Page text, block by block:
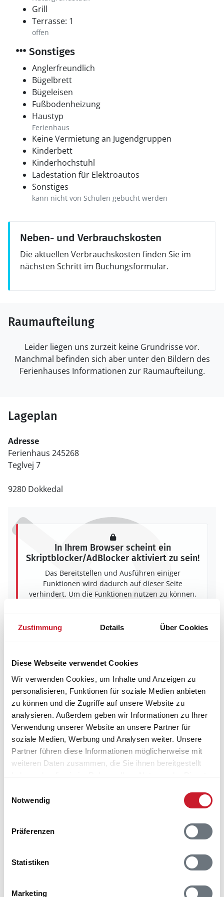
Zustimmung Details Über Cookies
Diese Webseite verwendet Cookies
Wir verwenden Cookies, um Inhalte und Anzeigen zu
personalisieren, Funktionen für soziale Medien anbieten
zu können und die Zugriffe auf unsere Website zu
analysieren. Außerdem geben wir Informationen zu Ihrer
Verwendung unserer Website an unsere Partner für
soziale Medien, Werbung und Analysen weiter. Unsere
Partner führen diese Informationen möglicherweise mit
weiteren Daten zusammen, die Sie ihnen bereitgestellt
haben oder die sie im Rahmen Ihrer Nutzung der Dienste
Notwendig
Präferenzen
Statistiken
Marketing
Grill
Terrasse: 1
offen
Sonstiges
Anglerfreundlich
Bügelbrett
Bügeleisen
Fußbodenheizung
Haustyp
Ferienhaus
Keine Vermietung an Jugendgruppen
Kinderbett
Kinderhochstuhl
Ladestation für Elektroautos
Sonstiges
kann nicht von Schulen gebucht werden
Neben- und Verbrauchskosten
Die aktuellen Verbrauchskosten finden Sie im
nächsten Schritt im Buchungsformular.
Raumaufteilung
Leider liegen uns zurzeit keine Grundrisse vor.
Manchmal befinden sich aber unter den Bildern des
Ferienhauses Informationen zur Raumaufteilung.
Lageplan
Adresse
Ferienhaus 245268
Teglvej 7
9280 Dokkedal
In Ihrem Browser scheint ein
Skriptblocker/AdBlocker aktiviert zu sein!
Das Bereitstellen und Ausführen einiger
Funktionen wird dadurch auf dieser Seite
verhindert. Um die Funktionen nutzen zu können,
oder setzen sie auf Ihre Whitelist.
Belegungskalender
Reisedauer auswählen
Anzahl Reisende auswählen
Anreisetag im Belegungskalender anklicken
Sie bekommen Verfügbarkeit und Preis angezeigt
Reisezeitraumes auch Änderungen bei der
Hausbeschreibung und/oder der Ausstattung ergeben